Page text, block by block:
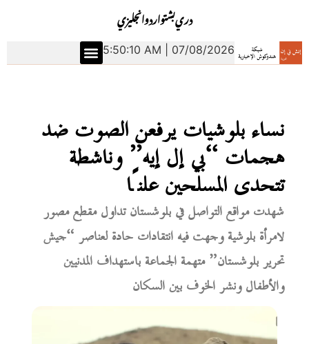
انجليزياردوبشتودري
5:50:11 AM | 07/08/2026
نساء بلوشيات يرفعن الصوت ضد
هجمات “بي إل إيه” وناشطة
تتحدى المسلحين علنًا
شهدت مواقع التواصل في بلوشستان تداول مقطع مصور
لامرأة بلوشية وجهت فيه انتقادات حادة لعناصر “جيش
تحرير بلوشستان” متهمة الجماعة باستهداف المدنيين
والأطفال ونشر الخوف بين السكان